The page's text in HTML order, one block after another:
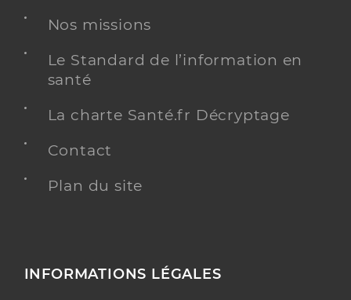
Nos missions
Le Standard de l’information en
santé
La charte Santé.fr Décryptage
Contact
Plan du site
INFORMATIONS LÉGALES